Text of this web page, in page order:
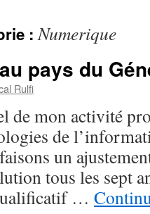
:Numerique
pays du
Rulfi
de mon activité
de
un
tous les sept
…